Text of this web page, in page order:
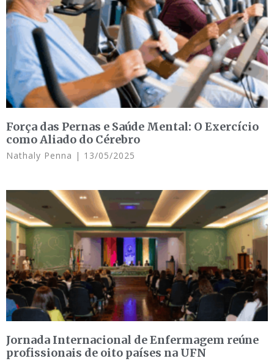
Força das Pernas e Saúde Mental: O Exercício
como Aliado do Cérebro
Nathaly Penna 13/05/2025
Jornada Internacional de Enfermagem reúne
profissionais de oito países na UFN